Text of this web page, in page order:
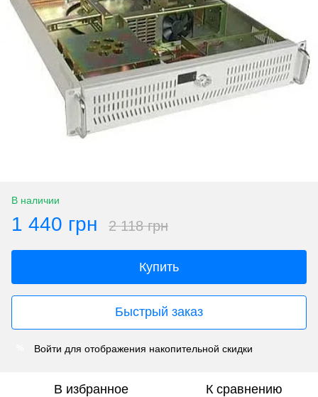
В наличии
1 440 грн 2 118 грн
Купить
Быстрый заказ
Войти для отображения накопительной скидки
В избранное К сравнению